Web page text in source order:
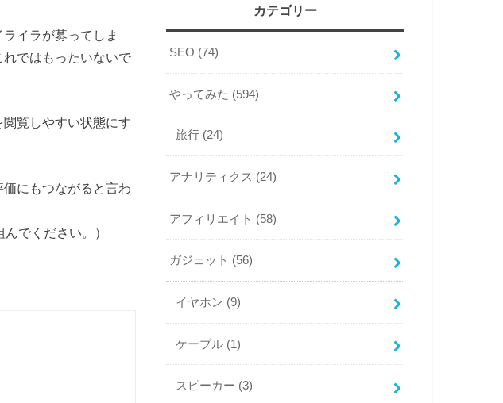
イラが募ってしま
ではもったいないで
覧しやすい状態にす
にもつながると言わ
でください。）
カテゴリー
SEO (74)
やってみた (594)
旅行 (24)
アナリティクス (24)
アフィリエイト (58)
ガジェット (56)
イヤホン (9)
ケーブル (1)
スピーカー (3)